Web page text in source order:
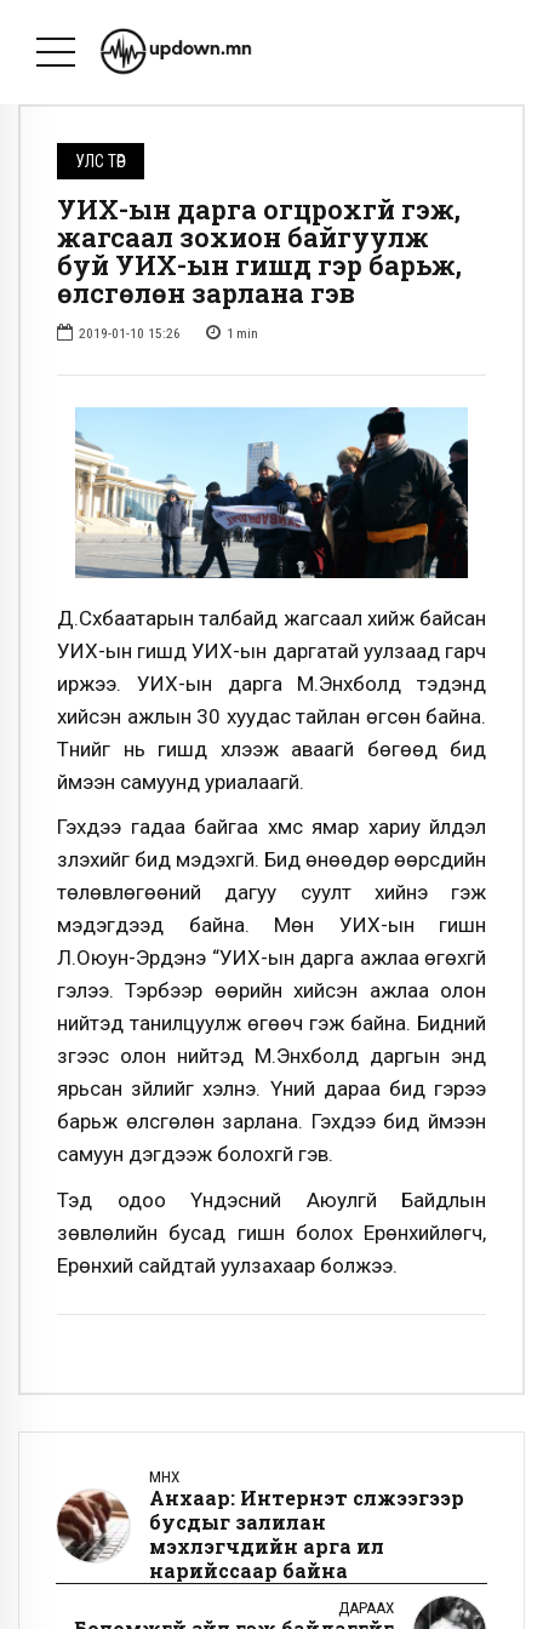
УЛС ТӨР
УИХ-ын дарга огцрохгүй гэж,
жагсаал зохион байгуулж
буй УИХ-ын гишүүд гэр барьж,
өлсгөлөн зарлана гэв
2019-01-10 15:26 1 min
Д.Сүхбаатарын талбайд жагсаал хийж байсан
УИХ-ын гишүүд УИХ-ын даргатай уулзаад гарч
иржээ. УИХ-ын дарга М.Энхболд тэдэнд
хийсэн ажлын 30 хуудас тайлан өгсөн байна.
Түүнийг нь гишүүд хүлээж аваагүй бөгөөд бид
үймээн самуунд уриалаагүй.
Гэхдээ гадаа байгаа хүмүүс ямар хариу үйлдэл
үзүүлэхийг бид мэдэхгүй. Бид өнөөдөр өөрсдийн
төлөвлөгөөний дагуу суулт хийнэ гэж
мэдэгдээд байна. Мөн УИХ-ын гишүүн
Л.Оюун-Эрдэнэ “УИХ-ын дарга ажлаа өгөхгүй
гэлээ. Тэрбээр өөрийн хийсэн ажлаа олон
нийтэд танилцуулж өгөөч гэж байна. Бидний
зүгээс олон нийтэд М.Энхболд даргын энд
ярьсан зүйлийг хэлнэ. Үүний дараа бид гэрээ
барьж өлсгөлөн зарлана. Гэхдээ бид үймээн
самуун дэгдээж болохгүй гэв.
Тэд одоо Үндэсний Аюулгүй Байдлын
зөвлөлийн бусад гишүүн болох Ерөнхийлөгч,
Ерөнхий сайдтай уулзахаар болжээ.
ӨМНӨХ
Анхаар: Интернэт сүлжээгээр
бусдыг залилан
мэхлэгчдийн арга илүү
нарийссаар байна
ДАРААХ